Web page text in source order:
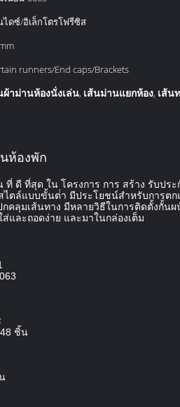
ไดซ์/อิเล็กโตรโฟรีซิส
runners/End caps/Brackets
ผ้าม่านห้องนั่งเล่น, เส้นม่านแยกห้อง, เส้น
ห้องพัก
ที่ ดี ที่สุด ใน โครงการ การ สร้าง รับป
ตล์แบบขั้นต่ํา มีประโยชน์สําหรับการตก
คลุมเส้นทาง มีหลายวิธีในการติดตั้งกั้น
และถอดง่าย และมาในกล่องเต็ม
48 ชิ้น